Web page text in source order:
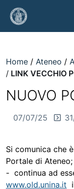
Skip to Main
Home Ateneo
LINK VECCHIO
NUOVO
07/07/25
Si comunica che
Portale di
- continua ad
www.old.unina.it